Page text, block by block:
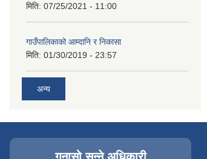
मिति: 07/25/2021 - 11:00
गाउँपालिकाको आम्दानि र निकासा
मिति: 01/30/2019 - 23:57
अन्य